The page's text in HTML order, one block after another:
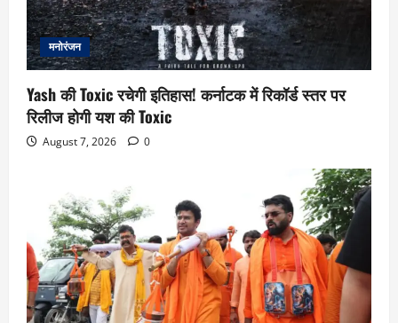
मनोरंजन
Yash की Toxic रचेगी इतिहास! कर्नाटक में रिकॉर्ड स्तर पर
रिलीज होगी यश की Toxic
August 7, 2026 0